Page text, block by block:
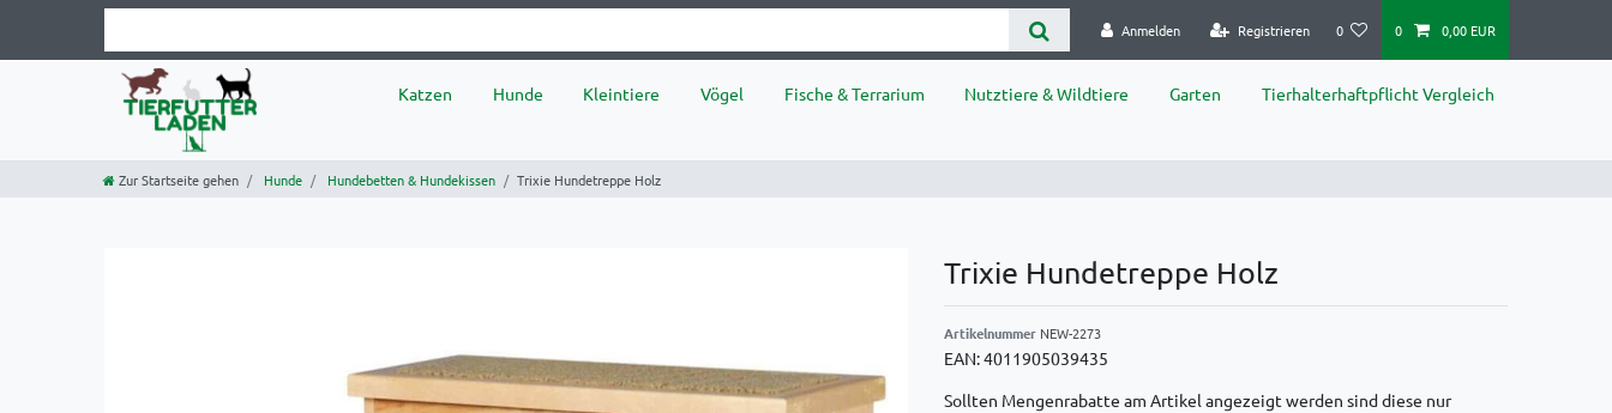
Anmelden Registrieren 0 0 0,00 EUR
Katzen Hunde Kleintiere Vögel Fische & Terrarium Nutztiere & Wildtiere Garten Tierhalterhaftpflicht Vergleich
Zur Startseite gehen Hunde Hundebetten & Hundekissen Trixie Hundetreppe Holz
Trixie Hundetreppe Holz
Artikelnummer NEW-2273
EAN:4011905039435
Sollten Mengenrabatte am Artikel angezeigt werden sind diese nur